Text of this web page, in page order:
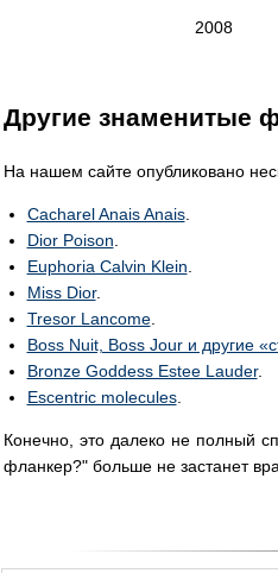
2008
Другие знаменитые
На нашем сайте опубликовано
Cacharel Anais Anais.
Dior Poison
Euphoria Calvin Klein
Miss Dior.
Tresor Lancome.
Boss Nuit, Boss Jour и другие
Bronze Goddess Estee Lauder.
Escentric molecules.
Конечно, это далеко не полный
фланкер?" больше не застанет